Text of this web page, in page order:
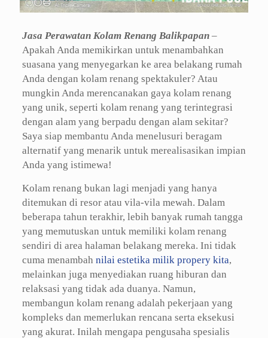
Jasa Perawatan Kolam Renang Balikpapan–
Apakah Anda memikirkan untuk menambahkan
suasana yang menyegarkan ke area belakang rumah
Anda dengan kolam renang spektakuler? Atau
mungkin Anda merencanakan gaya kolam renang
yang unik, seperti kolam renang yang terintegrasi
dengan alam yang berpadu dengan alam sekitar?
Saya siap membantu Anda menelusuri beragam
alternatif yang menarik untuk merealisasikan impian
Anda yang istimewa!
Kolam renang bukan lagi menjadi yang hanya
ditemukan di resor atau vila-vila mewah. Dalam
beberapa tahun terakhir, lebih banyak rumah tangga
yang memutuskan untuk memiliki kolam renang
sendiri di area halaman belakang mereka. Ini tidak
cuma menambah nilai estetika milik propery kita,
melainkan juga menyediakan ruang hiburan dan
relaksasi yang tidak ada duanya. Namun,
membangun kolam renang adalah pekerjaan yang
kompleks dan memerlukan rencana serta eksekusi
yang akurat. Inilah mengapa pengusaha spesialis